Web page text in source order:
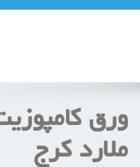
ورق
ملارد كرج